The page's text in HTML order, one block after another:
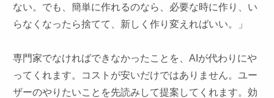
ない。でも、簡単に作れるのなら、必要な時に作り、い
らなくなったら捨てて、新しく作り変えればいい。」
専門家でなければできなかったことを、AIが代わりにや
ってくれます。コストが安いだけではありません。ユー
ザーのやりたいことを先読みして提案してくれます。効